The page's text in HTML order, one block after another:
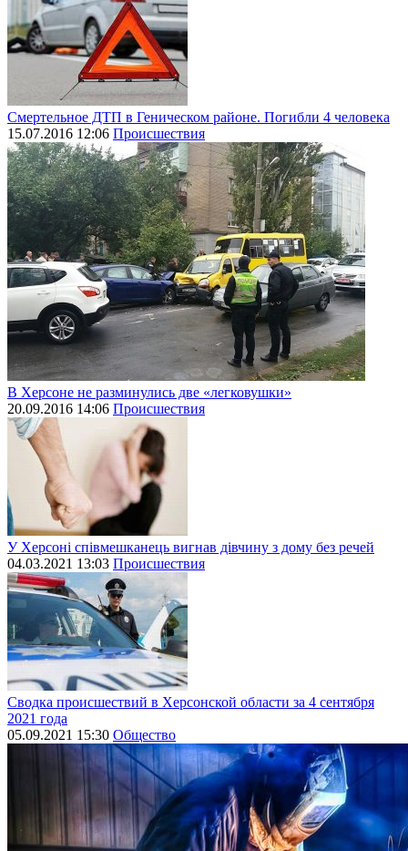
Смертельное ДТП в Геническом районе. Погибли 4 человека
15.07.2016 12:06 Происшествия
В Херсоне не разминулись две «легковушки»
20.09.2016 14:06 Происшествия
У Херсоні співмешканець вигнав дівчину з дому без речей
04.03.2021 13:03 Происшествия
Сводка происшествий в Херсонской области за 4 сентября
2021 года
05.09.2021 15:30 Общество